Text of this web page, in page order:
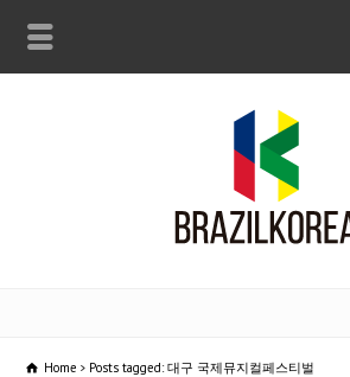
Home Posts tagged: 대구 국제뮤지컬페스티벌